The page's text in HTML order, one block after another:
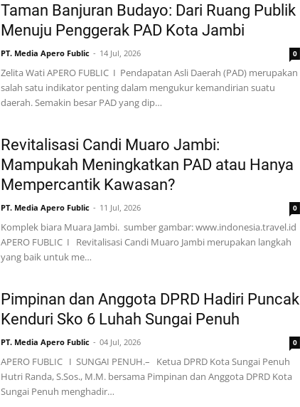
Taman Banjuran Budayo: Dari Ruang Publik
Menuju Penggerak PAD Kota Jambi
PT. Media Apero Fublic 14 Jul, 2026 0
Zelita Wati APERO FUBLIC I Pendapatan Asli Daerah (PAD) merupakan
salah satu indikator penting dalam mengukur kemandirian suatu
daerah. Semakin besar PAD yang dip…
Revitalisasi Candi Muaro Jambi:
Mampukah Meningkatkan PAD atau Hanya
Mempercantik Kawasan?
PT. Media Apero Fublic 11 Jul, 2026 0
Komplek biara Muara Jambi. sumber gambar: www.indonesia.travel.id
APERO FUBLIC I Revitalisasi Candi Muaro Jambi merupakan langkah
yang baik untuk me…
Pimpinan dan Anggota DPRD Hadiri Puncak
Kenduri Sko 6 Luhah Sungai Penuh
PT. Media Apero Fublic 04 Jul, 2026 0
APERO FUBLIC I SUNGAI PENUH.– Ketua DPRD Kota Sungai Penuh
Hutri Randa, S.Sos., M.M. bersama Pimpinan dan Anggota DPRD Kota
Sungai Penuh menghadir…